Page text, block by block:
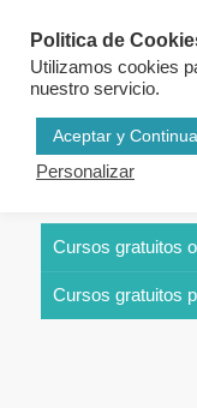
Cursos gratuitos
Cursos gratuitos
Politica de
Utilizamos cookies
nuestro servicio.
Aceptar y
Personalizar